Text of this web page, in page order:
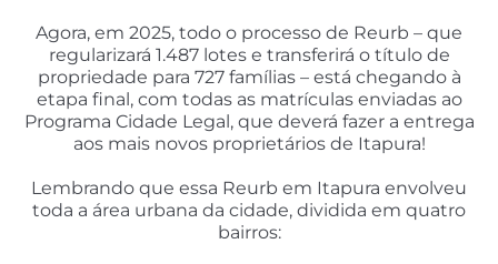
Agora, em 2025, todo o processo de Reurb – que
regularizará 1.487 lotes e transferirá o título de
propriedade para 727 famílias – está chegando à
etapa final, com todas as matrículas enviadas ao
Programa Cidade Legal, que deverá fazer a entrega
aos mais novos proprietários de Itapura!
Lembrando que essa Reurb em Itapura envolveu
toda a área urbana da cidade, dividida em quatro
bairros: